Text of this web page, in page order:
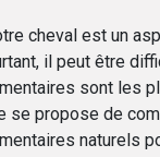
cheval est un
il peut être
sont les
se propose de
naturels